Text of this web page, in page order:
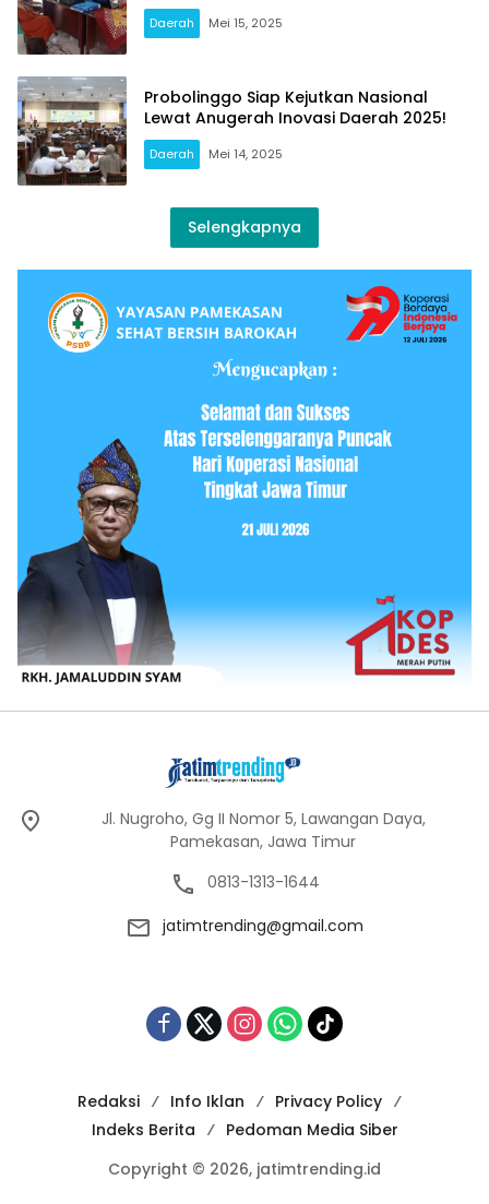
Daerah Mei 15, 2025
Probolinggo Siap Kejutkan Nasional
Lewat Anugerah Inovasi Daerah 2025!
Daerah Mei 14, 2025
Selengkapnya
Jl. Nugroho, Gg II Nomor 5, Lawangan Daya,
Pamekasan, Jawa Timur
0813-1313-1644
jatimtrending@gmail.com
Redaksi Info Iklan
Privacy Policy
Indeks Berita
Pedoman Media Siber
Copyright © 2026, jatimtrending.id